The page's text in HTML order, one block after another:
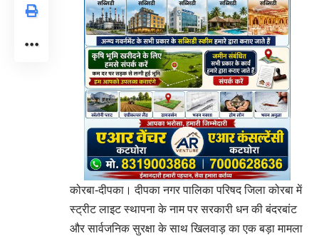
कोरबा-दीपका। दीपका नगर पालिका परिषद जिला कोरबा में
स्ट्रीट लाइट स्थापना के नाम पर सरकारी धन की बंदरबांट
और सार्वजनिक सुरक्षा के साथ खिलवाड़ का एक बड़ा मामला